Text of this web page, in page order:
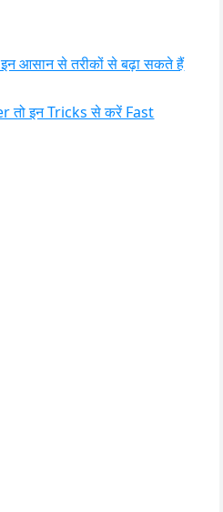
आसान से तरीकों से बढ़ा सकते हैं
तो इन Tricks से करें Fast